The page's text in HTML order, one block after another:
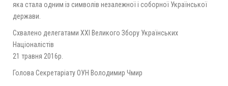
яка стала одним із символів незалежної і соборної Української
держави.
Схвалено делегатами ХХІ Великого Збору Українських
Націоналістів
21 травня 2016р.
Голова Секретаріату ОУН Володимир Чмир